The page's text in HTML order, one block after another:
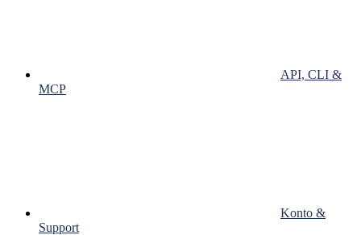
API, CLI &
MCP
Konto &
Support